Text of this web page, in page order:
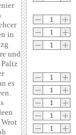
in
und
es
Wrot